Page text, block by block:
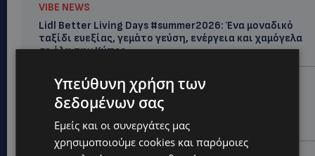
VIBE NEWS
Lidl Better Living Days #summer2026: Ένα μοναδικό
ταξίδι ευεξίας, γεμάτο γεύση, ενέργεια και χαμόγελα
σε όλη την Κύπρο
ΚΑΤΟΙΚΙΔΙΑ
ΠΑΓΚΟΣΜΙΑ ΗΜΕΡΑ ΓΑΤΑΣ: Χιλιάδες στην Κύπρο,
καθεμία μοναδική – Το χαδιάρικο τετράποδο με τη
ματιά που λιώνει καρδιές
Υπεύθυνη χρήση των
δεδομένων σας
Εμείς και οι συνεργάτες μας
χρησιμοποιούμε cookies και παρόμοιες